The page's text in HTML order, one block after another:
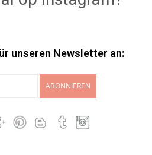
unseren Newsletter an:
ABONNIEREN